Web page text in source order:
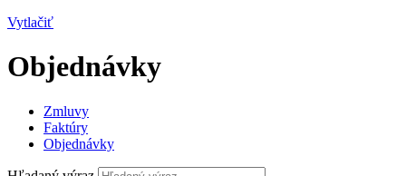
Vytlačiť
Objednávky
Zmluvy
Faktúry
Objednávky